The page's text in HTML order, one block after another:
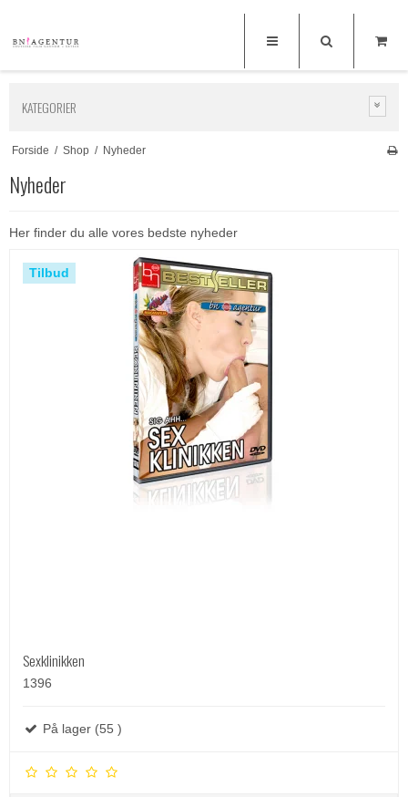
KATEGORIER
Forside / Shop / Nyheder
Nyheder
Her finder du alle vores bedste nyheder
Tilbud
Sexklinikken
1396
På lager (55 )